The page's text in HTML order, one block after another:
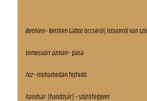
Bethlen– Bethlen Gábor öccséről, Istvánról van szó
temesvári ozmán– pasa
fez– mohamedán fejfedő
handsár (handzsár) – szúrófegyver